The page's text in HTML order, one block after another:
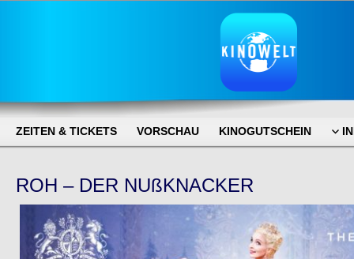
ZEITEN & TICKETS VORSCHAU KINOGUTSCHEIN
ROH – DER NUßKNACKER